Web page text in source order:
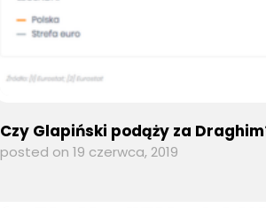
Czy Glapiński podąży za
posted on 19 czerwca, 2019